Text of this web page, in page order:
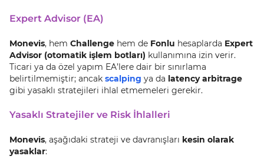
Expert Advisor (EA)
Monevis, hem Challenge hem de Fonlu hesaplarda Expert
Advisor (otomatik işlem botları) kullanımına izin verir.
Ticari ya da özel yapım EA’lere dair bir sınırlama
belirtilmemiştir; ancak scalping ya da latency arbitrage
gibi yasaklı stratejileri ihlal etmemeleri gerekir.
Yasaklı Stratejiler ve Risk İhlalleri
Monevis, aşağıdaki strateji ve davranışları kesin olarak
yasaklar: